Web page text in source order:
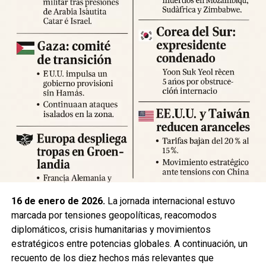
Expertos advierten sobre la posibilidad de réplicas
significativas y llaman a mantener la calma y preparar
suministros básicos. Las autoridades locales han
habilitado centros de atención para damnificados y piden a
la ciudadanía priorizar la seguridad y la cooperación con
los equipos de respuesta.
Fuente: 5to Poder Agencia de Noticias
16 de enero de 2026.La jornada internacional estuvo
marcada por tensiones geopolíticas, reacomodos
diplomáticos, crisis humanitarias y movimientos
estratégicos entre potencias globales. A continuación, un
recuento de los diez hechos más relevantes que